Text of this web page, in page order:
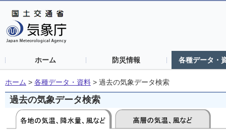
ホーム 防災情報 各種データ・
ホーム > 各種データ・資料 > 過去の気象データ検索
過去の気象データ検索